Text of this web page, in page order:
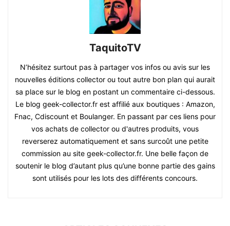
TaquitoTV
N’hésitez surtout pas à partager vos infos ou avis sur les
nouvelles éditions collector ou tout autre bon plan qui aurait
sa place sur le blog en postant un commentaire ci-dessous.
Le blog geek-collector.fr est affilié aux boutiques : Amazon,
Fnac, Cdiscount et Boulanger. En passant par ces liens pour
vos achats de collector ou d'autres produits, vous
reverserez automatiquement et sans surcoût une petite
commission au site geek-collector.fr. Une belle façon de
soutenir le blog d’autant plus qu’une bonne partie des gains
sont utilisés pour les lots des différents concours.